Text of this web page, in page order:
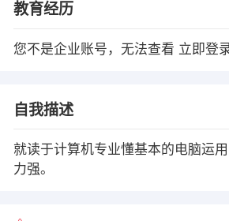
教育经历
您不是企业账号，无法查看 立即登
自我描述
就读于计算机专业懂基本的电脑运
力强。